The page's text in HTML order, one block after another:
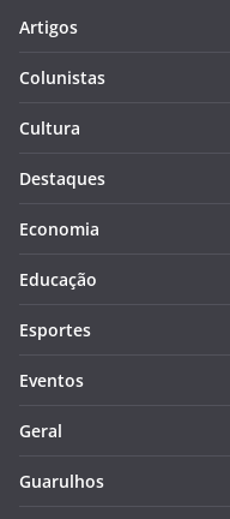
Artigos
Colunistas
Cultura
Destaques
Economia
Educação
Esportes
Eventos
Geral
Guarulhos